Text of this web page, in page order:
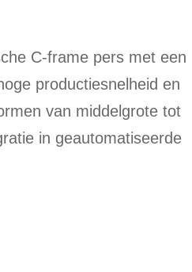
C-frame pers met een
productiesnelheid en
van middelgrote tot
in geautomatiseerde